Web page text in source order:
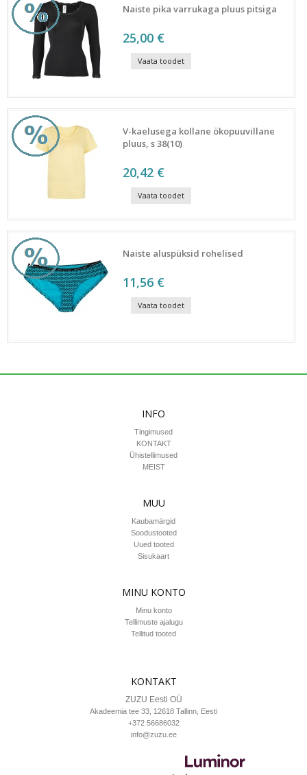
Naiste pika varrukaga pluus pitsiga
25,00 €
Vaata toodet
V-kaelusega kollane ökopuuvillane
pluus, s 38(10)
20,42 €
Vaata toodet
Naiste aluspüksid rohelised
11,56 €
Vaata toodet
INFO
Tingimused
KONTAKT
Ühistellimused
MEIST
MUU
Kaubamärgid
Soodustooted
Uued tooted
Sisukaart
MINU KONTO
Minu konto
Tellimuste ajalugu
Tellitud tooted
KONTAKT
ZUZU Eesti OÜ
Akadeemia tee 33, 12618 Tallinn , Eesti
+372 56686032
info@zuzu.ee